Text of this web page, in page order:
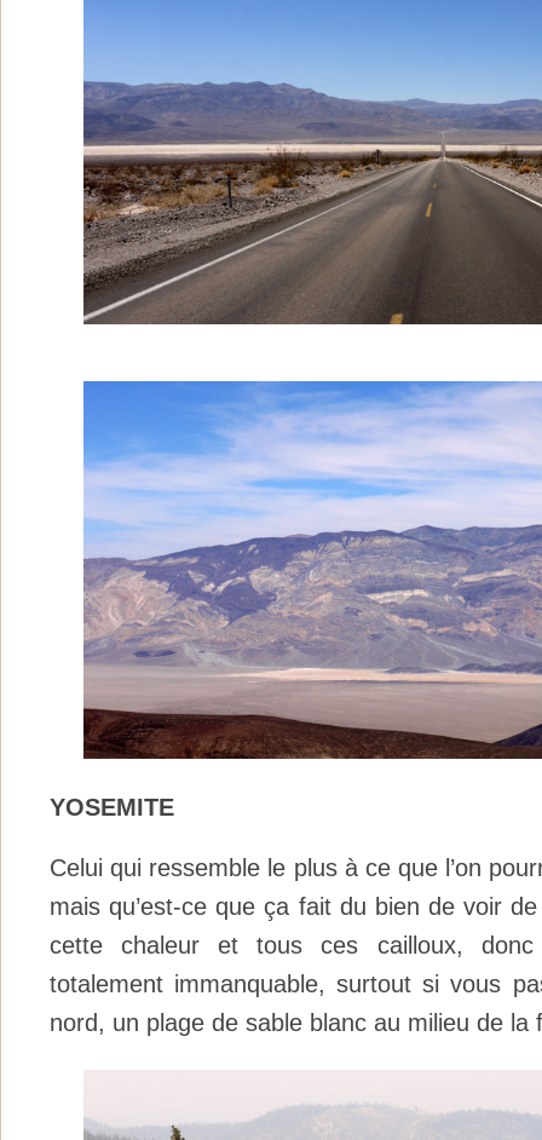
YOSEMITE
Celui qui ressemble le plus à ce que l’on
mais qu’est-ce que ça fait du bien de voir
cette chaleur et tous ces cailloux,
totalement immanquable, surtout si vous
nord, un plage de sable blanc au milieu de